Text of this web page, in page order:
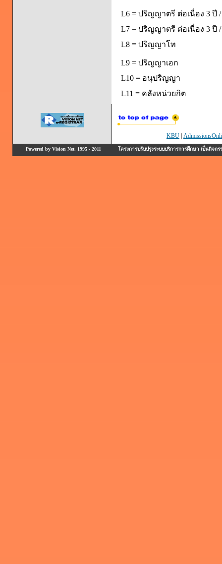
L6 = ปริญญาตรี ต่อเนื่อง 3 ปี
L7 = ปริญญาตรี ต่อเนื่อง 3 ปี
L8 = ปริญญาโท
L9 = ปริญญาเอก
L10 = อนุปริญญา
L11 = คลังหน่วยกิต
KBU
Powered by Vision Net, 1995 - 2011 โครงการปรับปรุงระบบบริการการศึกษา เป็นกิ